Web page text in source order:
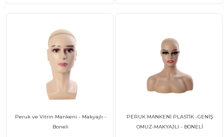
Peruk ve Vitrin Mankeni - Makyajlı -
Boneli
PERUK MANKENİ PLASTİK -GENİŞ
OMUZ-MAKYAJLI - BONELİ